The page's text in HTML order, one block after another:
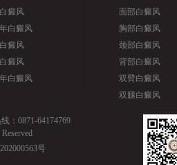
癜风
白癜风
癜风
癜风
白癜风
面部白癜风
胸部白癜风
颈部白癜风
背部白癜风
双臂白癜风
双腿白癜风
：0871-64174769
号